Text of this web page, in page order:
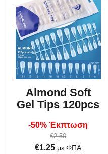
Almond Soft
Gel Tips 120pcs
-50% Έκπτωση
€2.50
Original
€1.25Ημε ΦΠΑ